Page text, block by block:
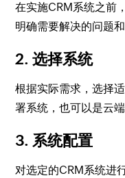
在实施CRM系统之前
明确需要解决的问题和
2. 选择系统
根据实际需求，选择
署系统，也可以是云端
3. 系统配置
对选定的CRM系统进